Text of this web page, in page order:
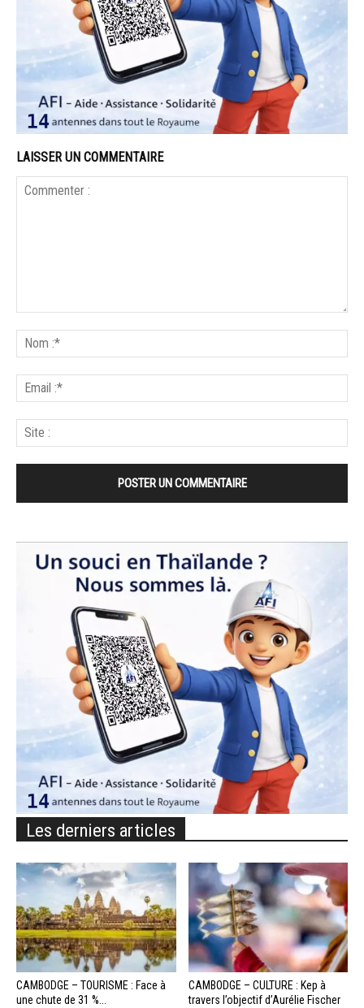
LAISSER UN COMMENTAIRE
Les derniers articles
CAMBODGE – TOURISME : Face à
une chute de 31 %...
CAMBODGE – CULTURE : Kep à
travers l’objectif d’Aurélie Fischer